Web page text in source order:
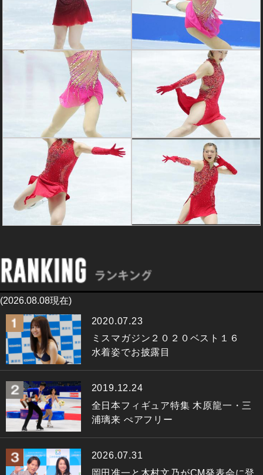
(2026.08.08現在)
2020.07.23
ミスマガジン２０２０ベスト１６
水着姿でお披露目
2019.12.24
全日本フィギュア特集 木原龍一・三
浦璃来 ぺアフリー
2026.07.31
岡田准一と木村文乃がCM発表会に登